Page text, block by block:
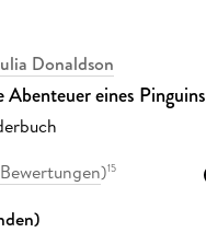
Donaldson
eines Pinguins
)15